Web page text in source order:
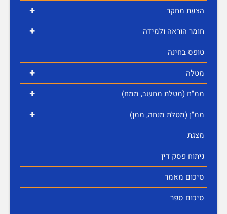
+ הצעת מחקר
+
חומר הוראה ולמידה
טופס בחינה
+ מטלה
+ ממ"ח (מטלת מחשב, ממח)
+
ממ"ן (מטלת מנחה, ממן)
מצגת
ניתוח פסק דין
סיכום מאמר
סיכום ספר